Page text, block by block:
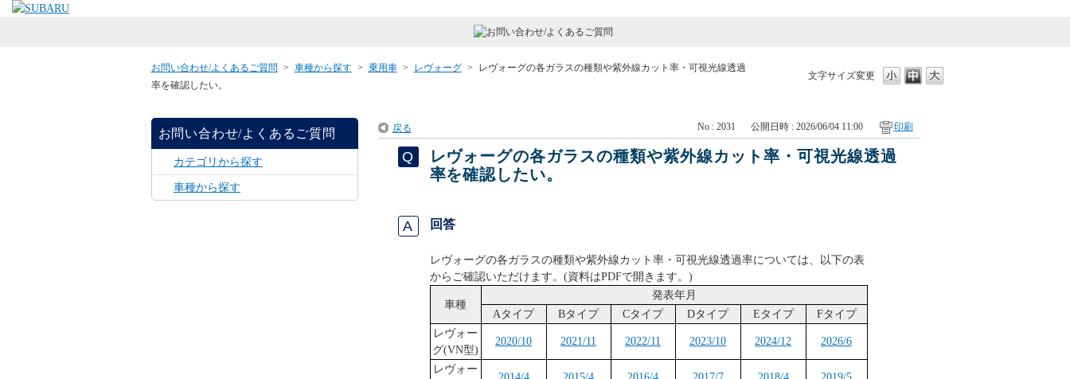
文字サイズ変更
お問い合わせ/よくあるご質問 > 車種から探す > 乗用車 > レヴォーグ >
レヴォーグの各ガラスの種類や紫外線カット率・可視光線透過
率を確認したい。
お問い合わせ/よくあるご質問
カテゴリから探す
車種から探す
戻る No : 2031 公開日時 : 2026/06/04 11:00 印刷
レヴォーグの各ガラスの種類や紫外線カット率・可視光線透過
率を確認したい。
回答
レヴォーグの各ガラスの種類や紫外線カット率・可視光線透過率については、以下の表
からご確認いただけます。(資料はPDFで開きます。)
車種
発表年月
Aタイプ
Bタイプ Cタイプ Dタイプ Eタイプ
Fタイプ
レヴォー
グ(VN型)
2020/10 2021/11 2022/11 2023/10 2024/12 2026/6
レヴォー